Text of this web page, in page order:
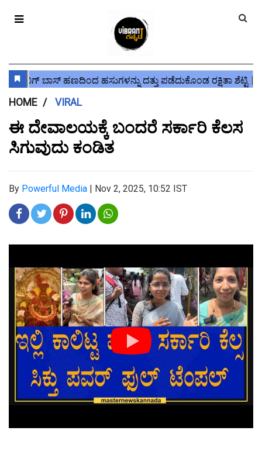
HOME VIRAL
ಈ‌ ದೇವಾಲಯಕ್ಕೆ ಬಂದರೆ ಸರ್ಕಾರಿ ಕೆಲಸ
ಸಿಗುವುದು ಕಂಡಿತ
By Powerful Media | Nov 2, 2025, 10:52 IST